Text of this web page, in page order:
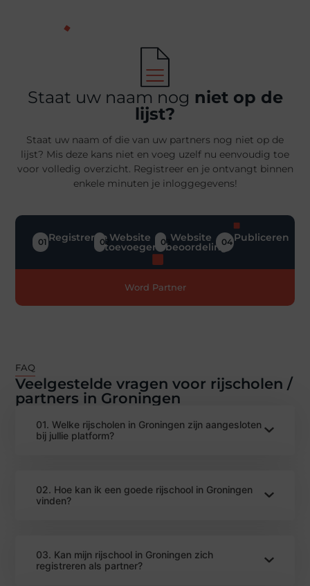
Staat uw naam nog niet op de
lijst?
Staat uw naam of die van uw partners nog niet op de
lijst? Mis deze kans niet en voeg uzelf nu eenvoudig toe
voor volledig overzicht. Registreer en je ontvangt binnen
enkele minuten je inloggegevens!
01Registreren
02 Website
toevoegen 03 Website
beoordeling04Publiceren
Word Partner
FAQ
Veelgestelde vragen voor rijscholen /
partners in Groningen
01. Welke rijscholen in Groningen zijn aangesloten
bij jullie platform?
02. Hoe kan ik een goede rijschool in Groningen
vinden?
03. Kan mijn rijschool in Groningen zich
registreren als partner?